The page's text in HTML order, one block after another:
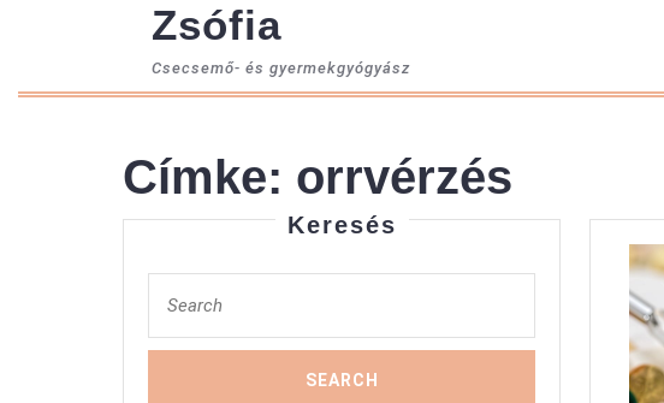
Zsófia
Csecsemő- és gyermekgyógyász
Címke: orrvérzés
Keresés
for: